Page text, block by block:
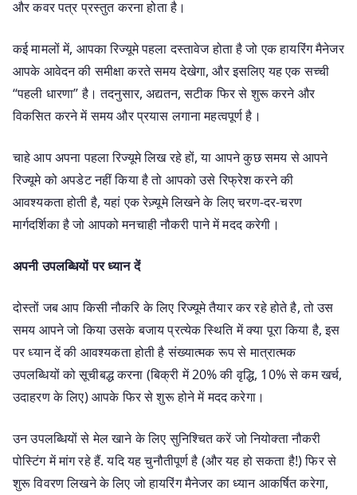
और कवर पत्र प्रस्तुत करना होता है।
कई मामलों में, आपका रिज्यूमे पहला दस्तावेज होता है जो एक हायरिंग मैनेजर
आपके आवेदन की समीक्षा करते समय देखेगा, और इसलिए यह एक सच्ची
“पहली धारणा” है। तदनुसार, अद्यतन, सटीक फिर से शुरू करने और
विकसित करने में समय और प्रयास लगाना महत्वपूर्ण है।
चाहे आप अपना पहला रिज्यूमे लिख रहे हों, या आपने कुछ समय से आपने
रिज्यूमे को अपडेट नहीं किया है तो आपको उसे रिफ्रेश करने की
आवश्यकता होती है, यहां एक रेज़्यूमे लिखने के लिए चरण-दर-चरण
मार्गदर्शिका है जो आपको मनचाही नौकरी पाने में मदद करेगी।
अपनी उपलब्धियों पर ध्यान दें
दोस्तों जब आप किसी नौकरि के लिए रिज्यूमे तैयार कर रहे होते है, तो उस
समय आपने जो किया उसके बजाय प्रत्येक स्थिति में क्या पूरा किया है, इस
पर ध्यान दें की आवश्यकता होती है संख्यात्मक रूप से मात्रात्मक
उपलब्धियों को सूचीबद्ध करना (बिक्री में 20% की वृद्धि, 10% से कम खर्च,
उदाहरण के लिए) आपके फिर से शुरू होने में मदद करेगा।
उन उपलब्धियों से मेल खाने के लिए सुनिश्चित करें जो नियोक्ता नौकरी
पोस्टिंग में मांग रहे हैं. यदि यह चुनौतीपूर्ण है (और यह हो सकता है!) फिर से
शुरू विवरण लिखने के लिए जो हायरिंग मैनेजर का ध्यान आकर्षित करेगा,